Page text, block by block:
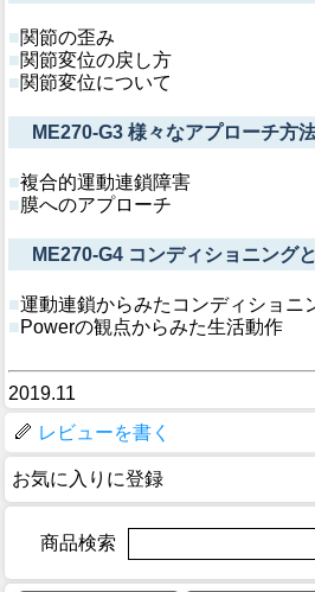
■関節の歪み
■関節変位の戻し方
■関節変位について
ME270-G3 様々なアプローチ方
■複合的運動連鎖障害
■膜へのアプローチ
ME270-G4 コンディショニング
■運動連鎖からみたコンディショニ
■ Powerの観点からみた生活動作
2019.11
レビューを書く
お気に入りに登録
商品検索